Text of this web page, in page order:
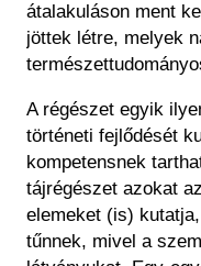
átalakuláson ment
jöttek létre, melyek
A régészet egyik
történeti fejlődését
kompetensnek
tájrégészet azokat
elemeket (is)
tűnnek, mivel a